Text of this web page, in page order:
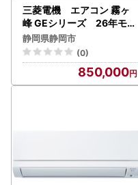
三菱電機 エアコン 霧ヶ
峰 GEシリーズ 26年モデ
ル MSZ-GE3626-W （1
2畳用/100V/ピュアホワイ
ト） 【標準設置工事付】
【配送不可：沖縄・離島】
静岡県静岡市
(0)
850,000